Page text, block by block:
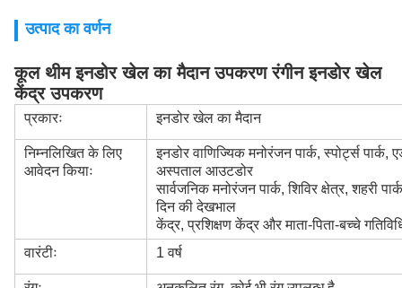
उत्पाद का वर्णन
कूल थीम इनडोर खेल का मैदान उपकरण रंगीन इनडोर खेल
केंद्र उपकरण
प्रकारः इनडोर खेल का मैदान
निम्नलिखित के लिए
आवेदन कियाः
इनडोर वाणिज्यिक मनोरंजन पार्क, स्पोर्ट्स पार्क,
अस्पताल आउटडोर
सार्वजनिक मनोरंजन पार्क, शिविर क्षेत्र, शहरी
दिन की देखभाल
केंद्र, प्रशिक्षण केंद्र और माता-पिता-बच्चे
वारंटीः
1 वर्ष